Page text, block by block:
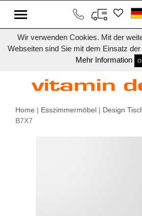
Wir verwenden Cookies. Mit der
Webseiten sind Sie mit dem Einsatz
Mehr Information
Home | Esszimmermöbel | Design
B7X7